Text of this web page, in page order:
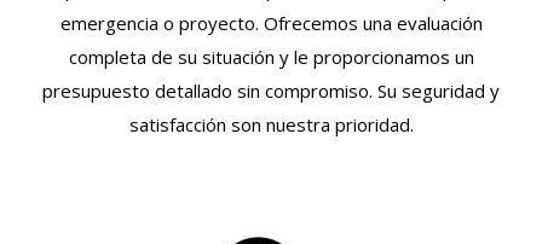
emergencia o proyecto. Ofrecemos una evaluación
completa de su situación y le proporcionamos un
presupuesto detallado sin compromiso. Su seguridad y
satisfacción son nuestra prioridad.